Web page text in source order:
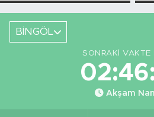
Yeri Görüntüledi
BİNGÖL
SONRAKI VAKTE
Akşam